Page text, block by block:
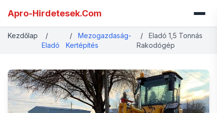
Apro-Hirdetesek.Com
Kezdőlap
/
Eladó
/
Mezogazdaság-
Kertépítés
/
Eladó 1,5 Tonnás
Rakodógép